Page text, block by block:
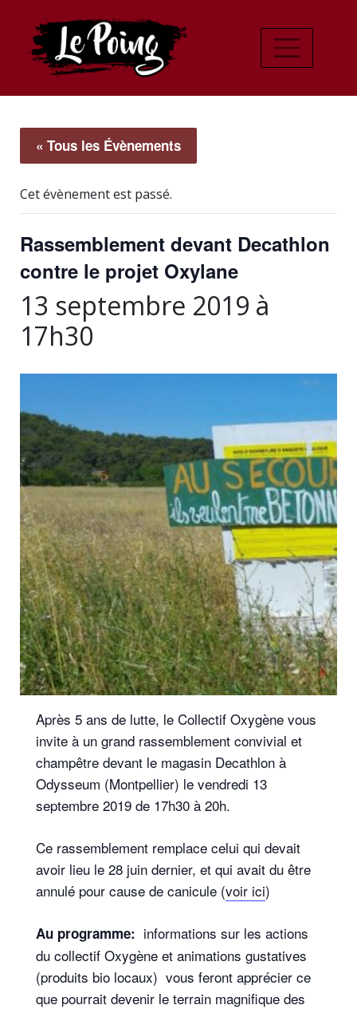
« Tous les Évènements
Cet évènement est passé.
Rassemblement devant Decathlon
contre le projet Oxylane
13 septembre 2019 à
17h30
Après 5 ans de lutte, le Collectif Oxygène vous
invite à un grand rassemblement convivial et
champêtre devant le magasin Decathlon à
Odysseum (Montpellier) le vendredi 13
septembre 2019 de 17h30 à 20h.
Ce rassemblement remplace celui qui devait
avoir lieu le 28 juin dernier, et qui avait du être
annulé pour cause de canicule (voir ici)
Au programme: informations sur les actions
du collectif Oxygène et animations gustatives
(produits bio locaux) vous feront apprécier ce
que pourrait devenir le terrain magnifique des